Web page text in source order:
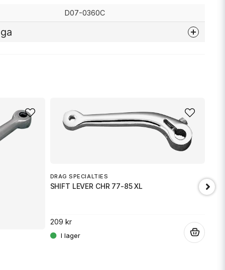
D07-0360C
email
Mejladress
DRAG SPECIALTIES
SHIFT LEVER CHR 77-85 XL
209 kr